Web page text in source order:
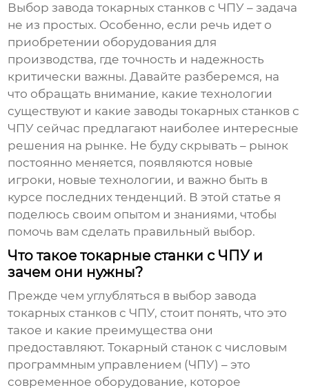
Выборзавода токарных станков с ЧПУ – задача
не из простых. Особенно, если речь идет о
приобретении оборудования для
производства, где точность и надежность
критически важны. Давайте разберемся, на
что обращать внимание, какие технологии
существуют и какиезаводы токарных станков с
ЧПУ сейчас предлагают наиболее интересные
решения на рынке. Не буду скрывать – рынок
постоянно меняется, появляются новые
игроки, новые технологии, и важно быть в
курсе последних тенденций. В этой статье я
поделюсь своим опытом и знаниями, чтобы
помочь вам сделать правильный выбор.
Что такое токарные станки с ЧПУ и
зачем они нужны?
Прежде чем углубляться в выборзавода
токарных станков с ЧПУ, стоит понять, что это
такое и какие преимущества они
предоставляют. Токарный станок с числовым
программным управлением (ЧПУ) – это
современное оборудование, которое